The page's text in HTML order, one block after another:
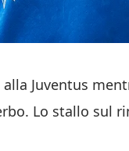
Juventus
Lo stallo